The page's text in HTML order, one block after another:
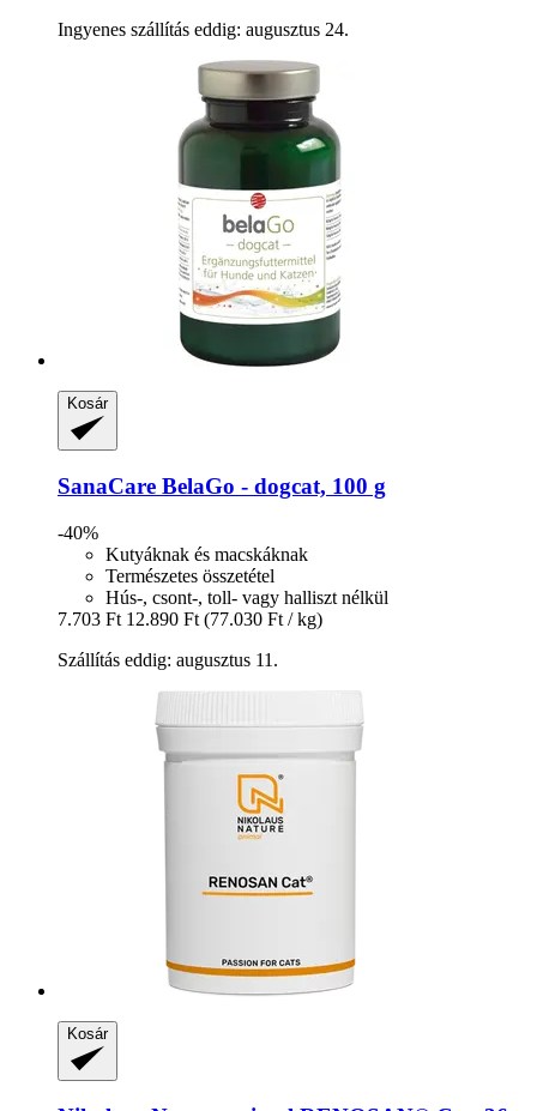
Ingyenes szállítás eddig: augusztus 24.
Kosár
SanaCare BelaGo -​ dogcat, 100 g
-40%
Kutyáknak és macskáknak
Természetes összetétel
Hús-, csont-, toll- vagy halliszt nélkül
7.703 Ft 12.890 Ft (77.030 Ft / kg)
Szállítás eddig: augusztus 11.
Kosár